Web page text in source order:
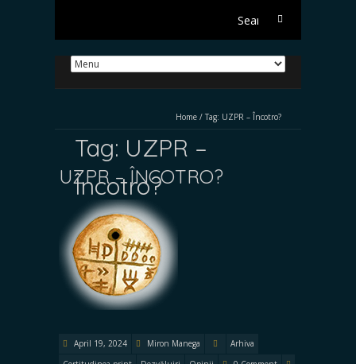
Search
Home / Tag: UZPR – Încotro?
Tag: UZPR –
Încotro?
UZPR – ÎNCOTRO?
April 19, 2024 Miron Manega
Arhiva